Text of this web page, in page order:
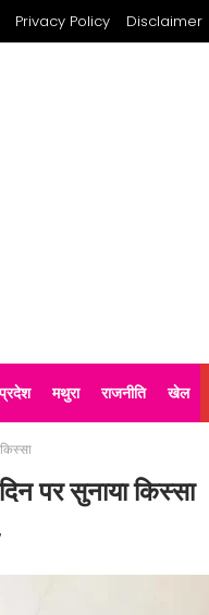
Privacy Policy Disclaimer
मथुरा राजनीति खेल
पर सुनाया किस्सा